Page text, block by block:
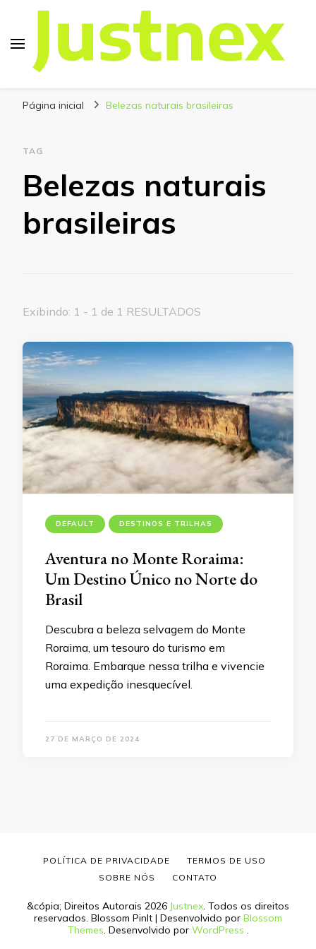
Página inicial Belezas naturais brasileiras
TAG
Belezas naturais
brasileiras
Exibindo: 1 - 1 de 1 RESULTADOS
DEFAULT DESTINOS E TRILHAS
Aventura no Monte Roraima:
Um Destino Único no Norte do
Brasil
Descubra a beleza selvagem do Monte
Roraima, um tesouro do turismo em
Roraima. Embarque nessa trilha e vivencie
uma expedição inesquecível.
27 DE MARÇO DE 2024
&cópia; Direitos Autorais 2026 Justnex. Todos os direitos
reservados. Blossom PinIt | Desenvolvido por Blossom
Themes. Desenvolvido por WordPress .
POLÍTICA DE PRIVACIDADE
TERMOS DE USO
SOBRE NÓS
CONTATO